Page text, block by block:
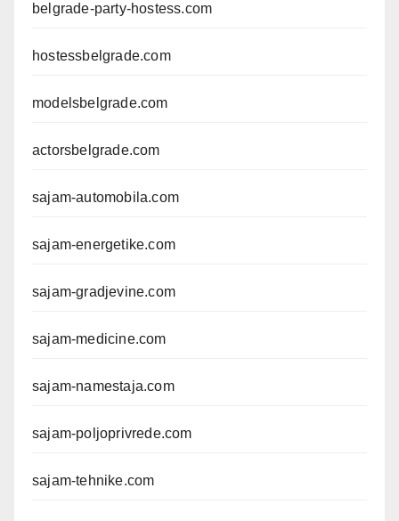
belgrade-party-hostess.com
hostessbelgrade.com
modelsbelgrade.com
actorsbelgrade.com
sajam-automobila.com
sajam-energetike.com
sajam-gradjevine.com
sajam-medicine.com
sajam-namestaja.com
sajam-poljoprivrede.com
sajam-tehnike.com